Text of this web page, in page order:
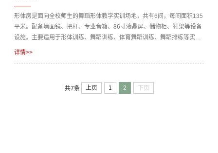
形体房是面向全校师生的舞蹈形体教学实训场地，共有6间，每间面积135
平米。配备墙面镜、把杆、专业音箱、86寸液晶屏、储物柜、鞋架等设备
设施。主要适用于形体训练、舞蹈训练、体育舞蹈训练、舞蹈排练等实验
实训项目。
详情>>
共7条 上页 1 2 下页